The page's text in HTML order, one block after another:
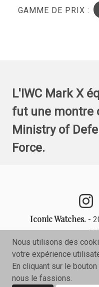
GAMME DE PRIX :
L'IWC Mark X
fut une montre
Ministry of
Force.
Iconic Watches.-
Nous utilisons des
votre expérience
En cliquant sur le
nous le fassions.